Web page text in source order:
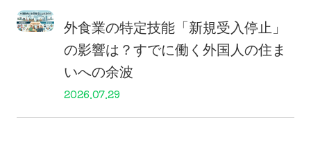
外食業の特定技能「新規受入停止」
の影響は？すでに働く外国人の住ま
いへの余波
2026.07.29